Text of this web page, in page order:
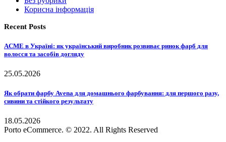
Корисна інформація
Recent Posts
ACME в Україні: як український виробник розвиває ринок фарб для
волосся та засобів догляду
25.05.2026
Як обрати фарбу Avena для домашнього фарбування: для першого разу,
сивини та стійкого результату
18.05.2026
Porto eCommerce. © 2022. All Rights Reserved